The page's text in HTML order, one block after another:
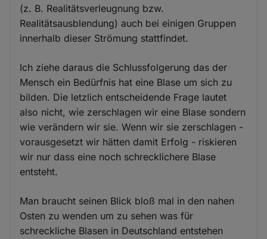
(z. B. Realitätsverleugnung bzw.
Realitätsausblendung) auch bei einigen Gruppen
innerhalb dieser Strömung stattfindet.
Ich ziehe daraus die Schlussfolgerung das der
Mensch ein Bedürfnis hat eine Blase um sich zu
bilden. Die letzlich entscheidende Frage lautet
also nicht, wie zerschlagen wir eine Blase sondern
wie verändern wir sie. Wenn wir sie zerschlagen -
vorausgesetzt wir hätten damit Erfolg - riskieren
wir nur dass eine noch schrecklichere Blase
entsteht.
Man braucht seinen Blick bloß mal in den nahen
Osten zu wenden um zu sehen was für
schreckliche Blasen in Deutschland entstehen